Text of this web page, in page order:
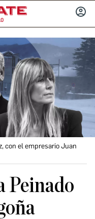
con el empresario Juan
Peinado